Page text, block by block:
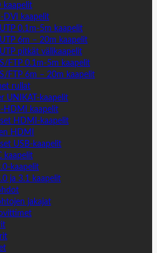
kaapelit
DVI kaapelit
0.1m-5m kaapelit
6m – 20m kaapelit
pitkät välikaapelit
FTP 0.1m-5m kaapelit
FTP 6m – 20m kaapelit
rullat
UNIKAT-kaapelit
HDMI kaapelit
HDMI-kaapelit
HDMI
USB-kaapelit
kaapelit
kaapelit
ja 3.1 kaapelit
jakajat